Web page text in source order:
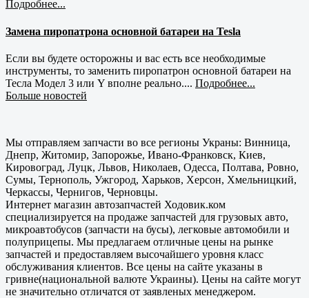
Подробнее...
Замена пиропатрона основной батареи на Tesla
Если вы будете осторожны и вас есть все необходимые
инструменты, то заменить пиропатрон основной батареи на
Тесла Модел 3 или Y вполне реально.... Подробнее...
Больше новостей
Мы отправляем запчасти во все регионы Украны: Винница,
Днепр, Житомир, Запорожье, Ивано-Франковск, Киев,
Кировоград, Луцк, Львов, Николаев, Одесса, Полтава, Ровно,
Сумы, Тернополь, Ужгород, Харьков, Херсон, Хмельницкий,
Черкассы, Чернигов, Черновцы.
Интернет магазин автозапчастей Ходовик.ком
специализируется на продаже запчастей для грузовых авто,
микроавтобусов (запчасти на бусы), легковые автомобили и
полуприцепы. Мы предлагаем отличные цены на рынке
запчастей и предоставляем высочайшего уровня класс
обслуживания клиентов. Все цены на сайте указаны в
гривне(национальной валюте Украины). Цены на сайте могут
не значительно отличатся от заявленых менеджером.